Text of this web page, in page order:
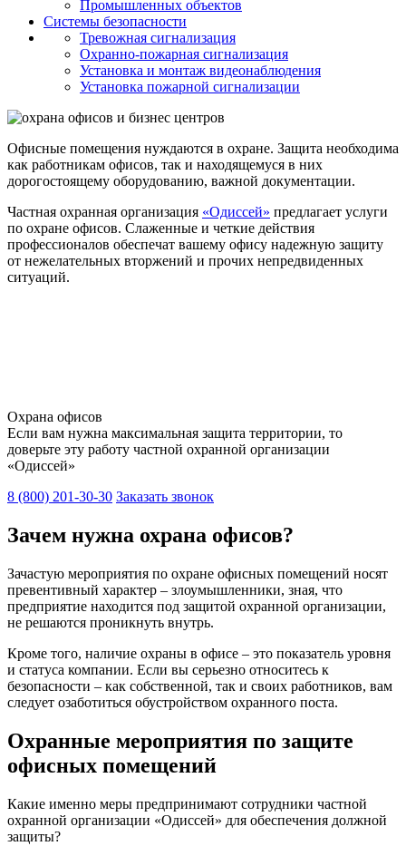
Промышленных объектов
Системы безопасности
Тревожная сигнализация
Охранно-пожарная сигнализация
Установка и монтаж видеонаблюдения
Установка пожарной сигнализации
Офисные помещения нуждаются в охране. Защита необходима
как работникам офисов, так и находящемуся в них
дорогостоящему оборудованию, важной документации.
Частная охранная организация «Одиссей» предлагает услуги
по охране офисов. Слаженные и четкие действия
профессионалов обеспечат вашему офису надежную защиту
от нежелательных вторжений и прочих непредвиденных
ситуаций.
Охрана офисов
Если вам нужна максимальная защита территории, то
доверьте эту работу частной охранной организации
«Одиссей»
8 (800) 201-30-30 Заказать звонок
Зачем нужна охрана офисов?
Зачастую мероприятия по охране офисных помещений носят
превентивный характер – злоумышленники, зная, что
предприятие находится под защитой охранной организации,
не решаются проникнуть внутрь.
Кроме того, наличие охраны в офисе – это показатель уровня
и статуса компании. Если вы серьезно относитесь к
безопасности – как собственной, так и своих работников, вам
следует озаботиться обустройством охранного поста.
Охранные мероприятия по защите
офисных помещений
Какие именно меры предпринимают сотрудники частной
охранной организации «Одиссей» для обеспечения должной
защиты?